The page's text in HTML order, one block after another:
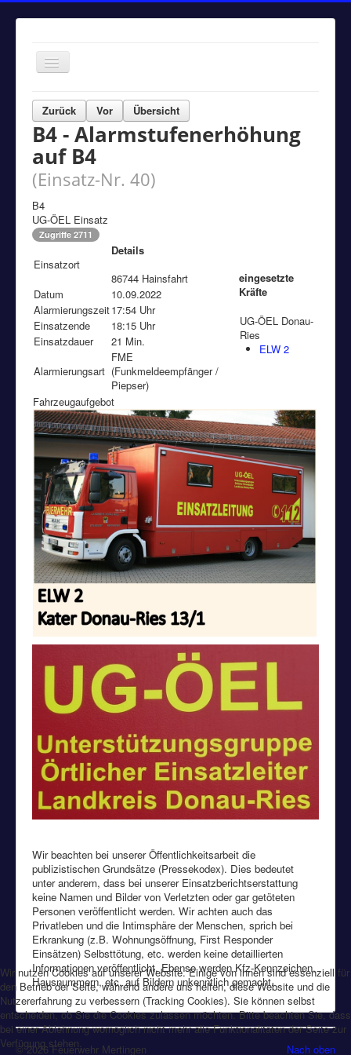
Navigation
an/aus
Home
Einsätze
Aktuelles
Über uns
Fuhrpark
Bürgerinformationen
Kontakt
Impressum
Zurück Vor Übersicht
B4 - Alarmstufenerhöhung
auf B4
(Einsatz-Nr. 40)
B4
UG-ÖEL Einsatz
Zugriffe 2711
Einsatzort
Details
86744 Hainsfahrt
Datum
10.09.2022
Alarmierungszeit17:54 Uhr
Einsatzende
18:15 Uhr
Einsatzdauer
21 Min.
Alarmierungsart
FME
(Funkmeldeempfänger /
Piepser)
eingesetzte
Kräfte
UG-ÖEL Donau-
Ries
ELW 2
Fahrzeugaufgebot
Wir beachten bei unserer Öffentlichkeitsarbeit die
publizistischen Grundsätze (Pressekodex). Dies bedeutet
unter anderem, dass bei unserer Einsatzberichtserstattung
keine Namen und Bilder von Verletzten oder gar getöteten
Personen veröffentlicht werden. Wir achten auch das
Privatleben und die Intimsphäre der Menschen, sprich bei
Erkrankung (z.B. Wohnungsöffnung, First Responder
Einsätzen) Selbsttötung, etc. werden keine detaillierten
Informationen veröffentlicht. Ebenso werden Kfz-Kennzeichen,
Hausnummern, etc. auf Bildern unkenntlich gemacht.
Nach oben
© 2026 Feuerwehr Mertingen
Wir nutzen Cookies auf unserer Website. Einige von ihnen sind essenziell für
den Betrieb der Seite, während andere uns helfen, diese Website und die
Nutzererfahrung zu verbessern (Tracking Cookies). Sie können selbst
entscheiden, ob Sie die Cookies zulassen möchten. Bitte beachten Sie, dass
bei einer Ablehnung womöglich nicht mehr alle Funktionalitäten der Seite zur
Verfügung stehen.